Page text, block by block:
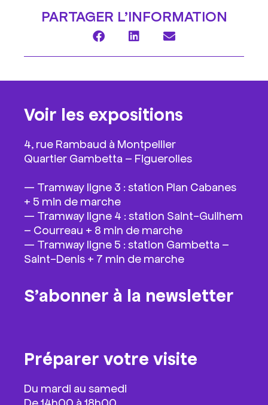
PARTAGER L’INFORMATION
Voir les expositions
4, rue Rambaud à Montpellier
Quartier Gambetta – Figuerolles
— Tramway ligne 3 : station Plan Cabanes
+ 5 min de marche
— Tramway ligne 4 : station Saint-Guilhem
– Courreau + 8 min de marche
— Tramway ligne 5 : station Gambetta –
Saint-Denis + 7 min de marche
S’abonner à la newsletter
Préparer votre visite
Du mardi au samedi
De 14h00 à 18h00